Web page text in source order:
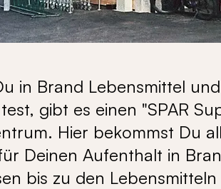
in Brand Lebensmittel
gibt es einen "SPAR
Hier bekommst Du
Deinen Aufenthalt in
bis zu den